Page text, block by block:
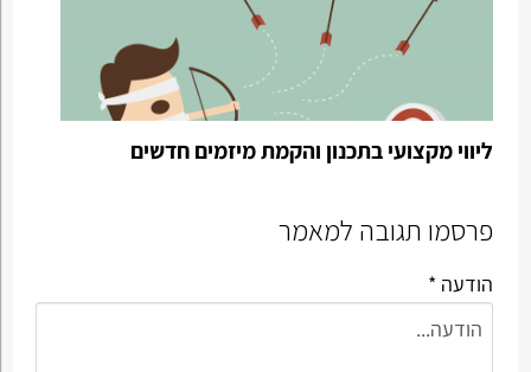
ליווי מקצועי בתכנון והקמת מיזמים חדשים
פרסמו תגובה למאמר
הודעה *